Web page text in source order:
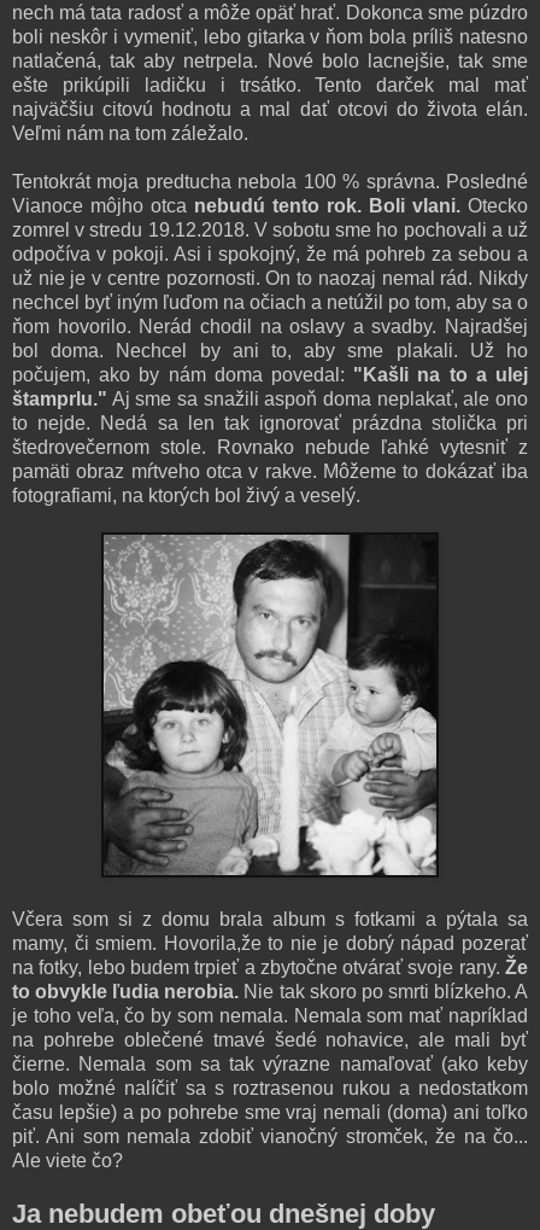
nech má tata radosť a môže opäť hrať. Dokonca sme púzdro
boli neskôr i vymeniť, lebo gitarka v ňom bola príliš natesno
natlačená, tak aby netrpela. Nové bolo lacnejšie, tak sme
ešte prikúpili ladičku i trsátko. Tento darček mal mať
najväčšiu citovú hodnotu a mal dať otcovi do života elán.
Veľmi nám na tom záležalo.
Tentokrát moja predtucha nebola 100 % správna. Posledné
Vianoce môjho otca nebudú tento rok. Boli vlani. Otecko
zomrel v stredu 19.12.2018. V sobotu sme ho pochovali a už
odpočíva v pokoji. Asi i spokojný, že má pohreb za sebou a
už nie je v centre pozornosti. On to naozaj nemal rád. Nikdy
nechcel byť iným ľuďom na očiach a netúžil po tom, aby sa o
ňom hovorilo. Nerád chodil na oslavy a svadby. Najradšej
bol doma. Nechcel by ani to, aby sme plakali. Už ho
počujem, ako by nám doma povedal: "Kašli na to a ulej
štamprlu." Aj sme sa snažili aspoň doma neplakať, ale ono
to nejde. Nedá sa len tak ignorovať prázdna stolička pri
štedrovečernom stole. Rovnako nebude ľahké vytesniť z
pamäti obraz mŕtveho otca v rakve. Môžeme to dokázať iba
fotografiami, na ktorých bol živý a veselý.
Včera som si z domu brala album s fotkami a pýtala sa
mamy, či smiem. Hovorila,že to nie je dobrý nápad pozerať
na fotky, lebo budem trpieť a zbytočne otvárať svoje rany. Že
to obvykle ľudia nerobia. Nie tak skoro po smrti blízkeho. A
je toho veľa, čo by som nemala. Nemala som mať napríklad
na pohrebe oblečené tmavé šedé nohavice, ale mali byť
čierne. Nemala som sa tak výrazne namaľovať (ako keby
bolo možné nalíčiť sa s roztrasenou rukou a nedostatkom
času lepšie) a po pohrebe sme vraj nemali (doma) ani toľko
piť. Ani som nemala zdobiť vianočný stromček, že na čo...
Ale viete čo?
Ja nebudem obeťou dnešnej doby